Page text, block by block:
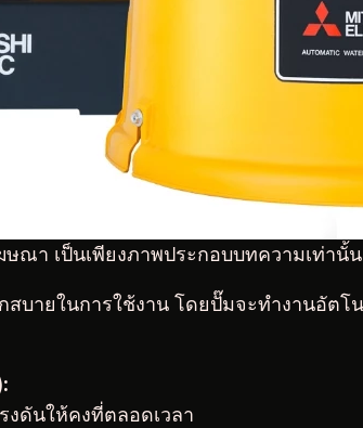
ษณา เป็นเพียงภาพประกอบบทความเท่านั้น
บายในการใช้งาน โดยปั๊มจะทำงานอัต
ดันให้คงที่ตลอดเวลา